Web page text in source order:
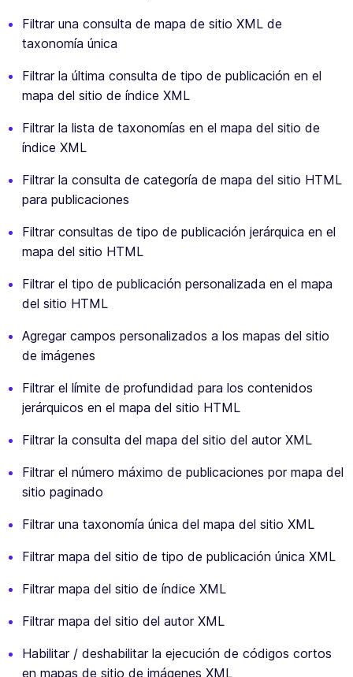
Filtrar una consulta de mapa de sitio XML de
taxonomía única
Filtrar la última consulta de tipo de publicación en el
mapa del sitio de índice XML
Filtrar la lista de taxonomías en el mapa del sitio de
índice XML
Filtrar la consulta de categoría de mapa del sitio HTML
para publicaciones
Filtrar consultas de tipo de publicación jerárquica en el
mapa del sitio HTML
Filtrar el tipo de publicación personalizada en el mapa
del sitio HTML
Agregar campos personalizados a los mapas del sitio
de imágenes
Filtrar el límite de profundidad para los contenidos
jerárquicos en el mapa del sitio HTML
Filtrar la consulta del mapa del sitio del autor XML
Filtrar el número máximo de publicaciones por mapa del
sitio paginado
Filtrar una taxonomía única del mapa del sitio XML
Filtrar mapa del sitio de tipo de publicación única XML
Filtrar mapa del sitio de índice XML
Filtrar mapa del sitio del autor XML
Habilitar / deshabilitar la ejecución de códigos cortos
en mapas de sitio de imágenes XML